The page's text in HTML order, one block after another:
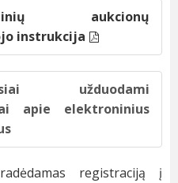
aukcionų
instrukcija
užduodami
apie elektroninius
registraciją į